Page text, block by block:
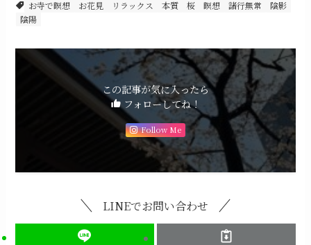
お寺で瞑想
お花見 リラックス 本質 桜 瞑想 諸行無常
陰影
陰陽
この記事が気に入ったら
フォローしてね！
Follow Me
LINEでお問い合わせ